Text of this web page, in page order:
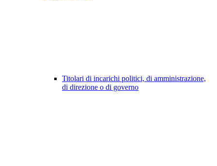
Titolari di incarichi politici, di amministrazione,
di direzione o di governo